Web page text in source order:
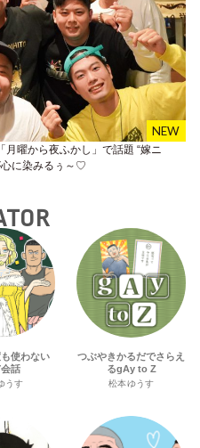
曜から夜ふかし」で話題 “嫁ニ
心に染みるぅ～♡
使わない
話
うす
つぶやきかるだでさらえ
るgAy to Z
松本ゆうす